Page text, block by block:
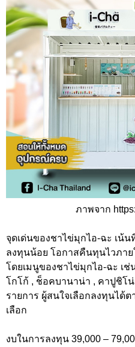
ภาพจาก
จุดเด่นของชาไข่มุกไอ-ฉะ เน้น
ลงทุนน้อย โอกาสคืนทุนไวภาย
โดยเมนูของชาไข่มุกไอ-ฉะ เ
โกโก้ , ช็อคบานาน่า , คาปูชิโ
รายการ ผู้สนใจเลือกลงทุนได้
เลือก
งบในการลงทุน 39,000 –